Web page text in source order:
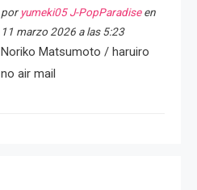
por yumeki05 J-PopParadiseen
11 marzo 2026 a las 5:23
Noriko Matsumoto / haruiro
no air mail